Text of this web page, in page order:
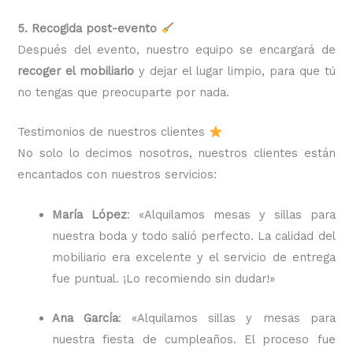
5. Recogida post-evento
Después del evento, nuestro equipo se encargará de
recoger el mobiliario y dejar el lugar limpio, para que tú
no tengas que preocuparte por nada.
Testimonios de nuestros clientes
No solo lo decimos nosotros, nuestros clientes están
encantados con nuestros servicios:
María López: «Alquilamos mesas y sillas para
nuestra boda y todo salió perfecto. La calidad del
mobiliario era excelente y el servicio de entrega
fue puntual. ¡Lo recomiendo sin dudar!»
Ana García: «Alquilamos sillas y mesas para
nuestra fiesta de cumpleaños. El proceso fue